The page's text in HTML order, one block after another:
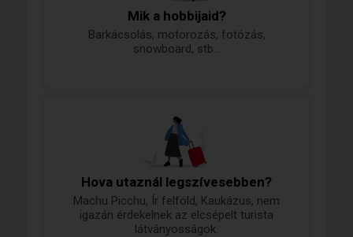
Mik a hobbijaid?
Barkácsolás, motorozás, fotózás,
snowboard, stb...
Hova utaznál legszívesebben?
Machu Picchu, Ír felföld, Kaukázus, nem
igazán érdekelnek az elcsépelt turista
látványosságok.